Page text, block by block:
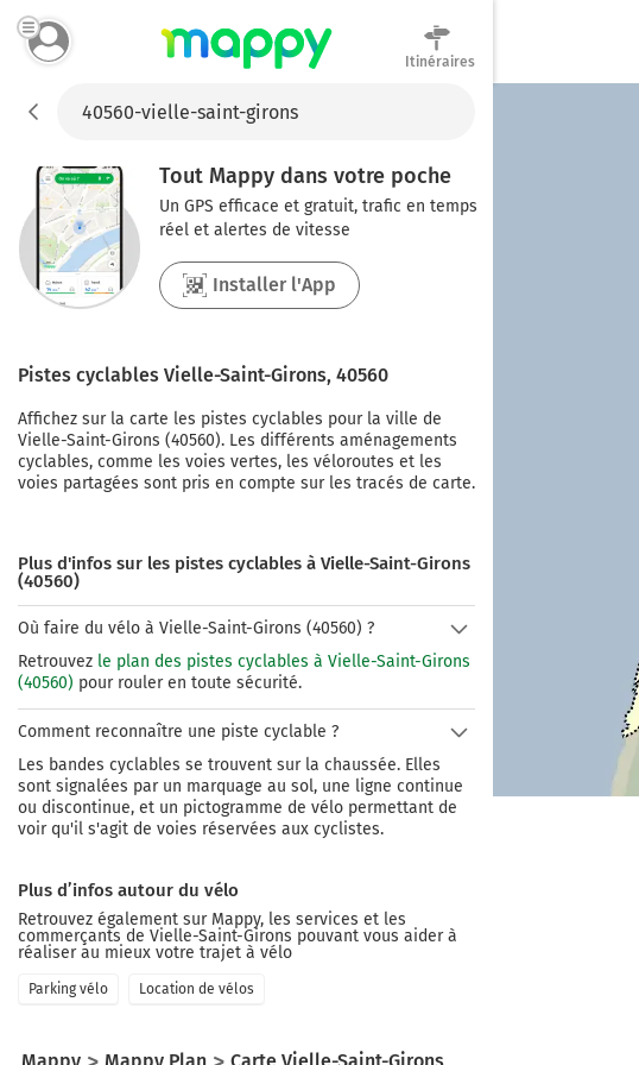
Itinéraires
Tout Mappy dans votre poche
Un GPS efficace et gratuit, trafic en temps
réel et alertes de vitesse
Installer l'App
Pistes cyclables Vielle-Saint-Girons, 40560
Affichez sur la carte les pistes cyclables pour la ville de
Vielle-Saint-Girons (40560). Les différents aménagements
cyclables, comme les voies vertes, les véloroutes et les
voies partagées sont pris en compte sur les tracés de carte.
Plus d'infos sur les pistes cyclables à Vielle-Saint-Girons
(40560)
Où faire du vélo à Vielle-Saint-Girons (40560) ?
Retrouvez le plan des pistes cyclables à Vielle-Saint-Girons
(40560) pour rouler en toute sécurité.
Comment reconnaître une piste cyclable ?
Les bandes cyclables se trouvent sur la chaussée. Elles
sont signalées par un marquage au sol, une ligne continue
ou discontinue, et un pictogramme de vélo permettant de
voir qu'il s'agit de voies réservées aux cyclistes.
Plus d’infos autour du vélo
Retrouvez également sur Mappy, les services et les
commerçants de Vielle-Saint-Girons pouvant vous aider à
réaliser au mieux votre trajet à vélo
Parking vélo Location de vélos